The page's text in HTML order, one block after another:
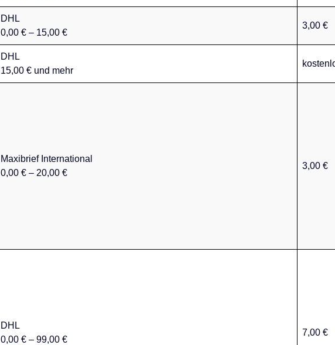
DHL
0,00 € – 15,00 €
3,00 €
DHL
15,00 € und mehr
Maxibrief International
0,00 € – 20,00 €
3,00 €
DHL
0,00 € – 99,00 €
7,00 €